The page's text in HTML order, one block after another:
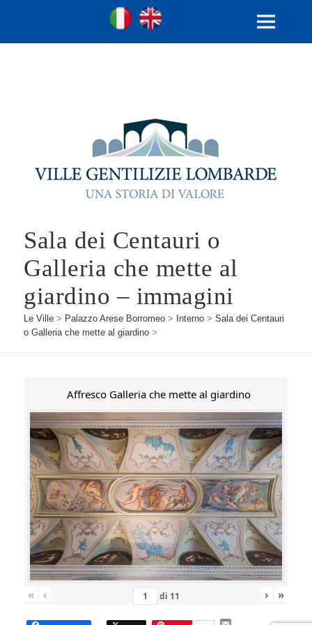
Ville Gentilizie Lombarde
Ita
MENU
Sala dei Centauri o
Galleria che mette al
giardino – immagini
Le Ville > Palazzo Arese Borromeo > Interno >Sala dei Centauri
o Galleria che mette al giardino >
Affresco Galleria che mette al giardino
« ‹ di 11 › »